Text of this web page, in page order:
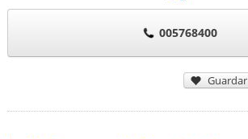
005768400
Guardar